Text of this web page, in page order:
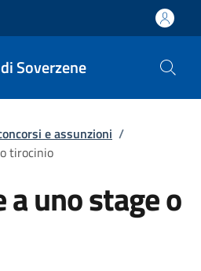
Soverzene
e assunzioni /
tirocinio
uno stage o